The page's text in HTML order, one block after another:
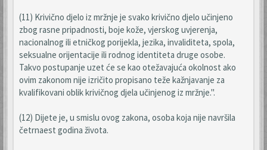
(11) Krivično djelo iz mržnje je svako krivično djelo učinjeno
zbog rasne pripadnosti, boje kože, vjerskog uvjerenja,
nacionalnog ili etničkog porijekla, jezika, invaliditeta, spola,
seksualne orijentacije ili rodnog identiteta druge osobe.
Takvo postupanje uzet će se kao otežavajuća okolnost ako
ovim zakonom nije izričito propisano teže kažnjavanje za
kvalifikovani oblik krivičnog djela učinjenog iz mržnje.".
(12) Dijete je, u smislu ovog zakona, osoba koja nije navršila
četrnaest godina života.